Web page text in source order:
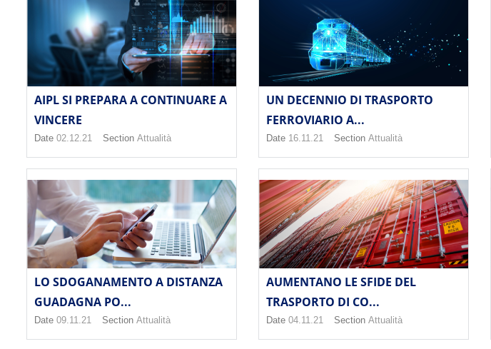
AIPL SI PREPARA A CONTINUARE A
VINCERE
Date 02.12.21 Section Attualità
UN DECENNIO DI TRASPORTO
FERROVIARIO A...
Date 16.11.21Section Attualità
LO SDOGANAMENTO A DISTANZA
GUADAGNA PO...
Date 09.11.21 Section Attualità
AUMENTANO LE SFIDE DEL
TRASPORTO DI CO...
Date 04.11.21Section Attualità